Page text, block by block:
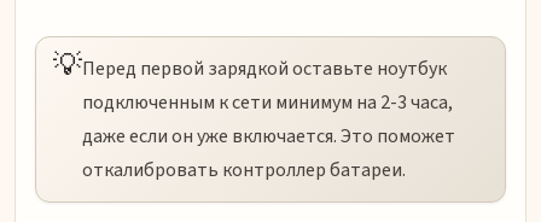
💡Перед первой зарядкой оставьте ноутбук
подключенным к сети минимум на 2-3 часа,
даже если он уже включается. Это поможет
откалибровать контроллер батареи.